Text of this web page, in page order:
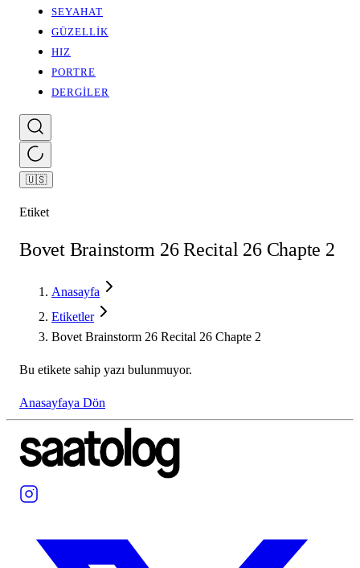
SEYAHAT
GÜZELLİK
HIZ
PORTRE
DERGİLER
🇺🇸
Etiket
Bovet Brainstorm 26 Recital 26 Chapte 2
Anasayfa
Etiketler
Bovet Brainstorm 26 Recital 26 Chapte 2
Bu etikete sahip yazı bulunmuyor.
Anasayfaya Dön